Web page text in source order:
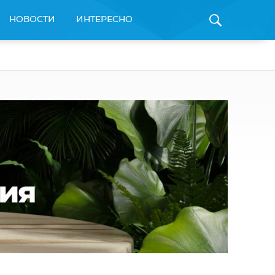
НОВОСТИ ИНТЕРЕСНО